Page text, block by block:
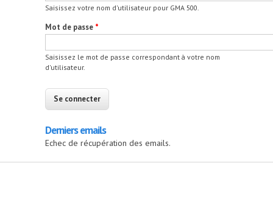
Saisissez votre nom d'utilisateur pour GMA 500.
Mot de passe *
Saisissez le mot de passe correspondant à votre nom
d'utilisateur.
Derniers emails
Echec de récupération des emails.